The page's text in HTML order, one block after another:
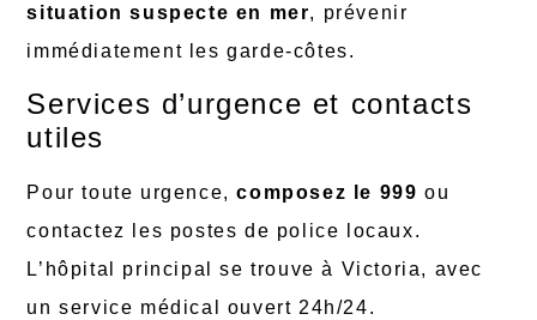
situation suspecte en mer, prévenir
immédiatement les garde-côtes.
Services d’urgence et contacts
utiles
Pour toute urgence,composez le 999 ou
contactez les postes de police locaux.
L’hôpital principal se trouve à Victoria, avec
un service médical ouvert 24h/24.